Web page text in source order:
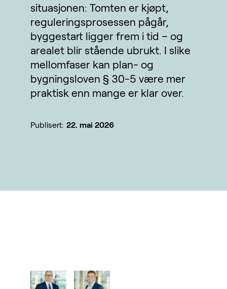
situasjonen: Tomten er kjøpt,
reguleringsprosessen pågår,
byggestart ligger frem i tid – og
arealet blir stående ubrukt. I slike
mellomfaser kan plan- og
bygningsloven § 30-5 være mer
praktisk enn mange er klar over.
Publisert: 22. mai 2026